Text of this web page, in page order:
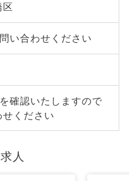
い合わせください
確認いたしますので
ください
人